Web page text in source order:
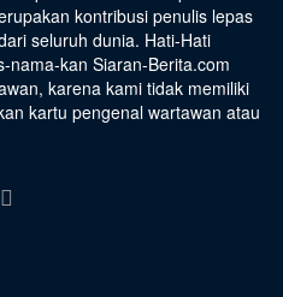
kontribusi penulis lepas
seluruh dunia. Hati-Hati
nama-kan Siaran-Berita.com
karena kami tidak memiliki
kartu pengenal wartawan atau